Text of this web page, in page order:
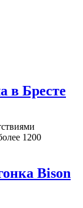
в Бресте
1200
Bison